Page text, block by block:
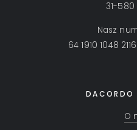
31-580
Nasz
64 1910 1048
O